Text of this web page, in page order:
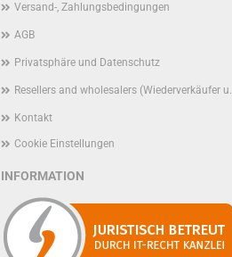
Versand-, Zahlungsbedingungen
AGB
Privatsphäre und Datenschutz
Resellers and wholesalers (Wiederverkäufer
Kontakt
Cookie Einstellungen
INFORMATION